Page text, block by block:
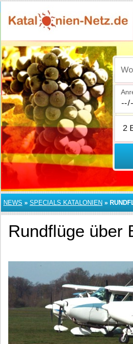
NEWS » SPECIALS KATALONIEN »
Rundflüge über